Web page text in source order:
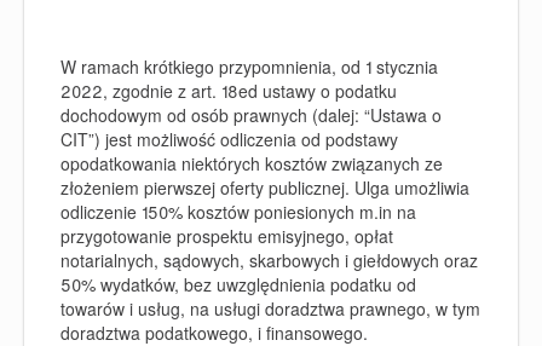
W ramach krótkiego przypomnienia, od 1 stycznia
2022, zgodnie z art. 18ed ustawy o podatku
dochodowym od osób prawnych (dalej: “Ustawa o
CIT”) jest możliwość odliczenia od podstawy
opodatkowania niektórych kosztów związanych ze
złożeniem pierwszej oferty publicznej. Ulga umożliwia
odliczenie 150% kosztów poniesionych m.in na
przygotowanie prospektu emisyjnego, opłat
notarialnych, sądowych, skarbowych i giełdowych oraz
50% wydatków, bez uwzględnienia podatku od
towarów i usług, na usługi doradztwa prawnego, w tym
doradztwa podatkowego, i finansowego.